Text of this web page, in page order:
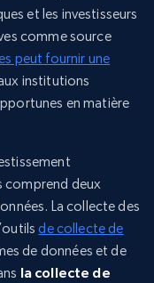
et les investisseurs
comme source
peut fournir une
institutions
en matière
comprend deux
La collecte des
de collecte de
de données et de
la collecte de